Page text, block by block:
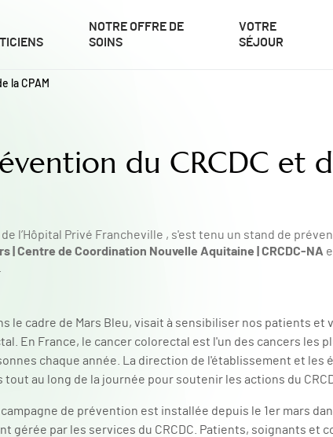
NOTRE OFFRE DE
SOINS
VOTRE
SÉJOUR
la CPAM
du CRCDC et
de l’Hôpital Privé Francheville , s'est tenu un stand de
| Centre de Coordination Nouvelle Aquitaine | CRCDC-NA
le cadre de Mars Bleu, visait à sensibiliser nos patients et
En France, le cancer colorectal est l'un des cancers les
chaque année. La direction de l'établissement et les
au long de la journée pour soutenir les actions du
de prévention est installée depuis le 1er mars
gérée par les services du CRCDC. Patients, soignants et